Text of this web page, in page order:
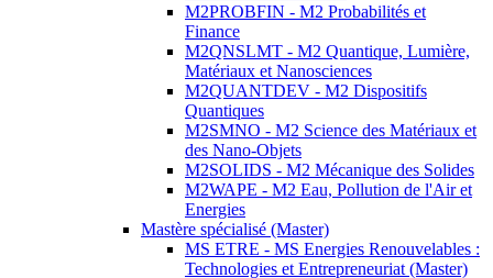
M2PROBFIN - M2 Probabilités et
Finance
M2QNSLMT - M2 Quantique, Lumière,
Matériaux et Nanosciences
M2QUANTDEV - M2 Dispositifs
Quantiques
M2SMNO - M2 Science des Matériaux et
des Nano-Objets
M2SOLIDS - M2 Mécanique des Solides
M2WAPE - M2 Eau, Pollution de l'Air et
Energies
Mastère spécialisé (Master)
MS ETRE - MS Energies Renouvelables :
Technologies et Entrepreneuriat (Master)